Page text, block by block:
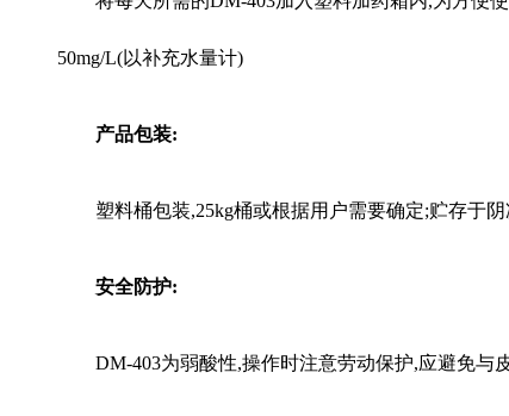
50mg/L(以补充水量计)
产品包装:
塑料桶包装,25kg桶或根据用户需要确定;贮存于阴
安全防护:
DM-403为弱酸性,操作时注意劳动保护,应避免与